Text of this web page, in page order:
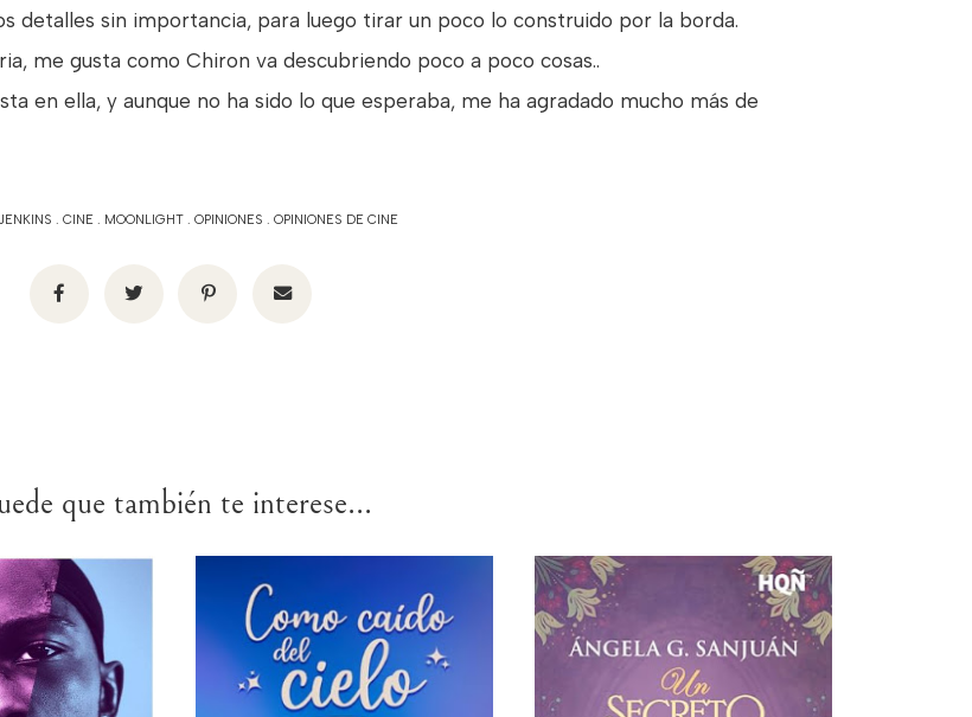
detalles sin importancia, para luego tirar un poco lo construido por la borda.
me gusta como Chiron va descubriendo poco a poco cosas..
en ella, y aunque no ha sido lo que esperaba, me ha agradado mucho más de
.CINE . MOONLIGHT .OPINIONES .OPINIONES DE CINE
que también te interese...